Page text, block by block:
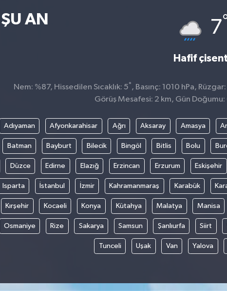
ŞU AN 7
Hafif
Nem: %87, Hissedilen Sıcaklık: 5°, Basınç: 1010 hPa,
Görüş Mesafesi: 2 km, Gün Doğumu:
Adıyaman Afyonkarahisar Ağrı Aksaray Amasya
Batman Bayburt Bilecik Bingöl Bitlis Bolu
Düzce Edirne Elazığ Erzincan Erzurum Eskişehir
Isparta İstanbul İzmir Kahramanmaraş Karabük
Kırşehir Kocaeli Konya Kütahya Malatya Manisa
Osmaniye Rize Sakarya Samsun Şanlıurfa Siirt
Tunceli Uşak Van Yalova